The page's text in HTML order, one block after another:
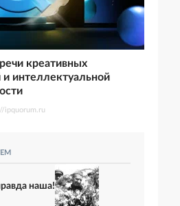
креативных
и интеллектуальной
ipquorum.ru
наша!